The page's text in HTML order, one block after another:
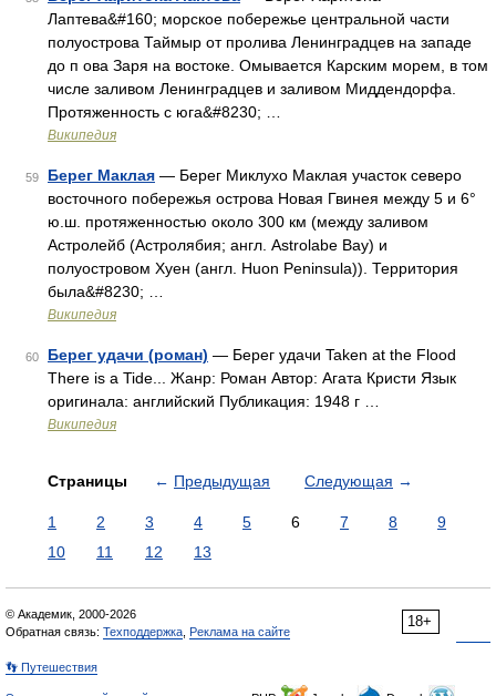
Лаптева&#160; морское побережье центральной части
полуострова Таймыр от пролива Ленинградцев на западе
до п ова Заря на востоке. Омывается Карским морем, в том
числе заливом Ленинградцев и заливом Миддендорфа.
Протяженность с юга&#8230; …
Википедия
59 Берег Маклая — Берег Миклухо Маклая участок северо
восточного побережья острова Новая Гвинея между 5 и 6°
ю.ш. протяженностью около 300 км (между заливом
Астролейб (Астролябия; англ. Astrolabe Bay) и
полуостровом Хуен (англ. Huon Peninsula)). Территория
была&#8230; …
Википедия
60 Берег удачи (роман) — Берег удачи Taken at the Flood
There is a Tide... Жанр: Роман Автор: Агата Кристи Язык
оригинала: английский Публикация: 1948 г …
Википедия
Страницы ← Предыдущая Следующая →
1 2 3 4 5 6 7 8
9
10
11 12 13
18+
© Академик, 2000-2026
Обратная связь: Техподдержка Реклама на сайте
👣 Путешествия